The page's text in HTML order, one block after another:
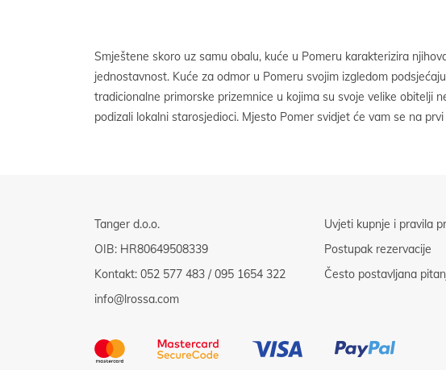
Smještene skoro uz samu obalu, kuće u Pomeru karakterizira
jednostavnost. Kuće za odmor u Pomeru svojim izgledom
tradicionalne primorske prizemnice u kojima su svoje velike obitelji
podizali lokalni starosjedioci. Mjesto Pomer svidjet će vam se na
Pješčane plaže, zelene šetnice i raznovrsni sportski sadržaji dovoljan
posjetite ovo pitomo područje. Najam kuća u Pomeru odlična je solucija za
Tanger d.o.o.
OIB: HR80649508339
Kontakt: 052 577 483 /095 1654 322
info@lrossa.com
Uvjeti kupnje i pravila
Postupak rezervacije
Često postavljana